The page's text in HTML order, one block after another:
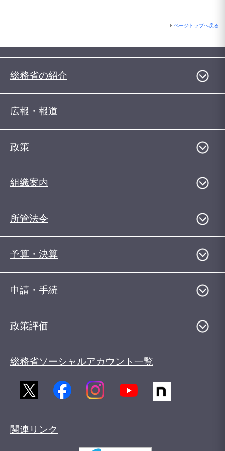
ページトップへ戻る
総務省の紹介
広報・報道
政策
組織案内
所管法令
予算・決算
申請・手続
政策評価
総務省ソーシャルアカウント一覧
関連リンク